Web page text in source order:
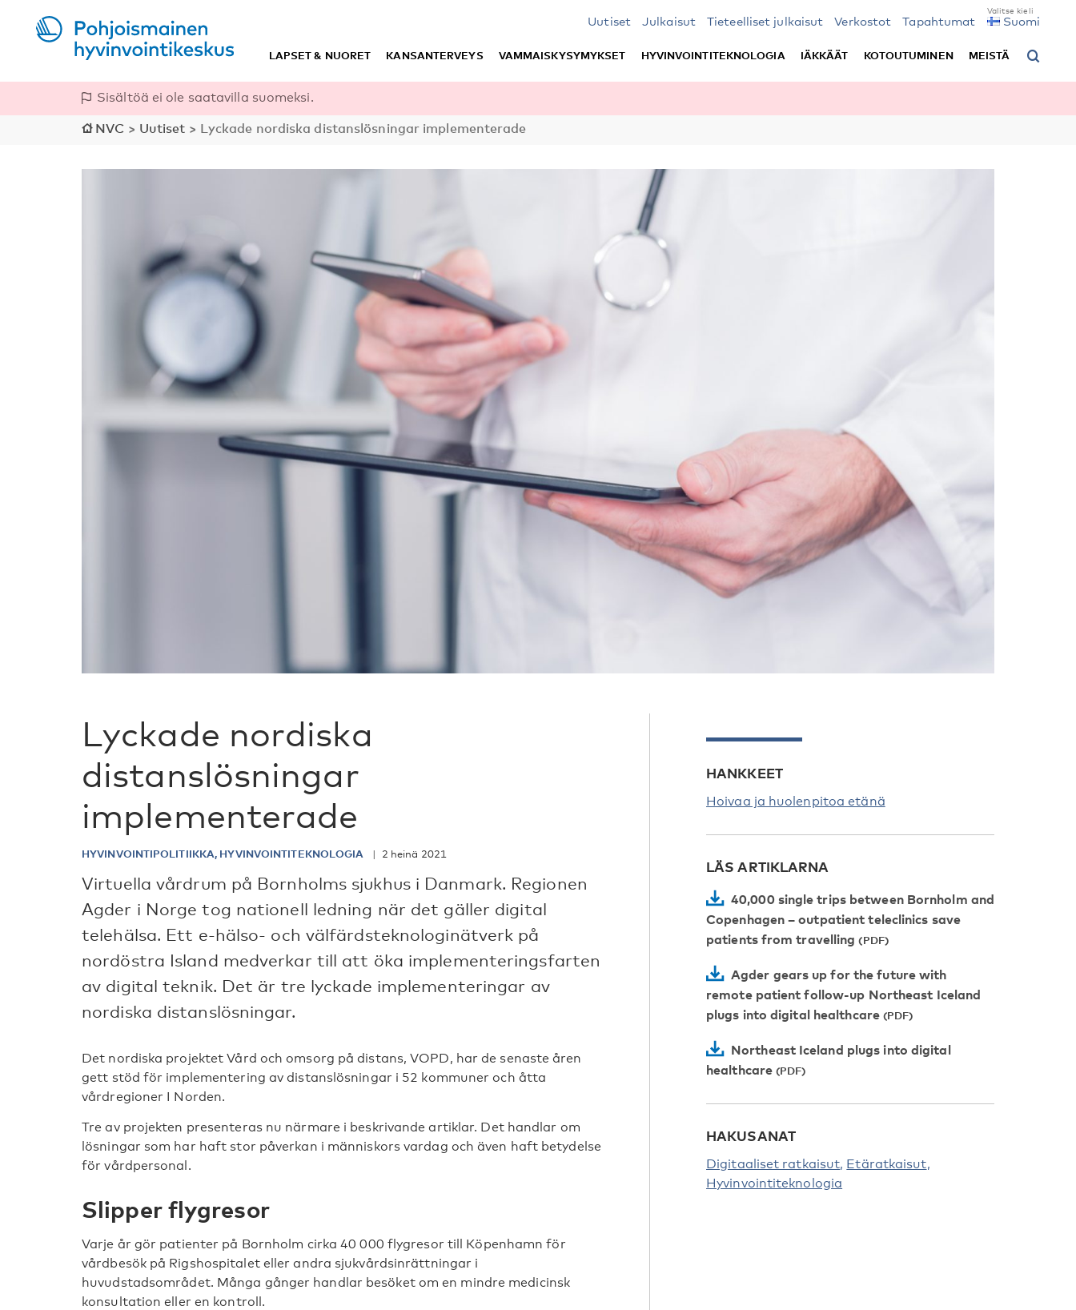
Uutiset Julkaisut Tieteelliset julkaisut Verkostot Tapahtumat Suomi
LAPSET & NUORET KANSANTERVEYS VAMMAISKYSYMYKSET HYVINVOINTITEKNOLOGIA IÄKKÄÄT KOTOUTUMINEN MEISTÄ
Sisältöä ei ole saatavilla suomeksi.
NVC > Uutiset > Lyckade nordiska distanslösningar implementerade
Lyckade nordiska
distanslösningar
implementerade
HYVINVOINTIPOLITIIKKA, HYVINVOINTITEKNOLOGIA 2 heinä 2021
Virtuella vårdrum på Bornholms sjukhus i Danmark. Regionen
Agder i Norge tog nationell ledning när det gäller digital
telehälsa. Ett e-hälso- och välfärdsteknologinätverk på
nordöstra Island medverkar till att öka implementeringsfarten
av digital teknik. Det är tre lyckade implementeringar av
nordiska distanslösningar.
Det nordiska projektet Vård och omsorg på distans, VOPD, har de senaste åren
gett stöd för implementering av distanslösningar i 52 kommuner och åtta
vårdregioner I Norden.
Tre av projekten presenteras nu närmare i beskrivande artiklar. Det handlar om
lösningar som har haft stor påverkan i människors vardag och även haft betydelse
för vårdpersonal.
Slipper flygresor
Varje år gör patienter på Bornholm cirka 40 000 flygresor till Köpenhamn för
vårdbesök på Rigshospitalet eller andra sjukvårdsinrättningar i
huvudstadsområdet. Många gånger handlar besöket om en mindre medicinsk
konsultation eller en kontroll.
HANKKEET
Hoivaa ja huolenpitoa etänä
LÄS ARTIKLARNA
40,000 single trips between Bornholm and
Copenhagen – outpatient teleclinics save
patients from travelling
Agder gears up for the future with
remote patient follow-up Northeast Iceland
plugs into digital healthcare
Northeast Iceland plugs into digital
healthcare
HAKUSANAT
Digitaaliset ratkaisut Etäratkaisut
Hyvinvointiteknologia